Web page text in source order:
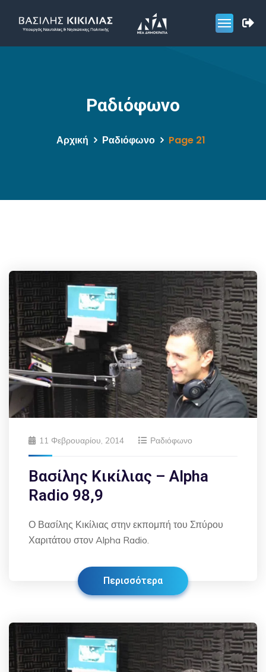
Ραδιόφωνο
Αρχική Ραδιόφωνο Page 21
11 Φεβρουαρίου, 2014 Ραδιόφωνο
Βασίλης Κικίλιας – Alpha
Radio 98,9
Ο Βασίλης Κικίλιας στην εκπομπή του Σπύρου
Χαριτάτου στον Alpha Radio.
Περισσότερα